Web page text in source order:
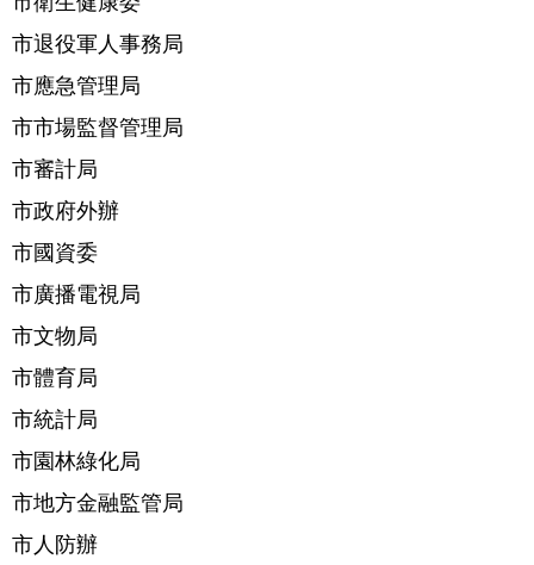
市退役軍人事務局
市應急管理局
市市場監督管理局
市審計局
市政府外辦
市國資委
市廣播電視局
市文物局
市體育局
市統計局
市園林綠化局
市地方金融監管局
市人防辦